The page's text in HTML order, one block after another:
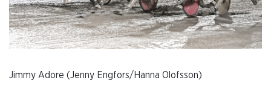
Jimmy Adore (Jenny Engfors/Hanna Olofsson)